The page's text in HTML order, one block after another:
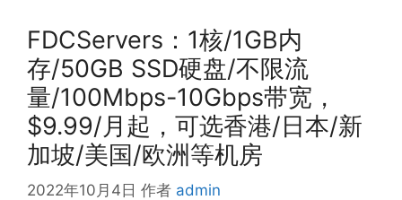
FDCServers：1核/1GB内
存/50GB SSD硬盘/不限流
量/100Mbps-10Gbps带宽，
$9.99/月起，可选香港/日本/新
加坡/美国/欧洲等机房
2022年10月4日 作者 admin